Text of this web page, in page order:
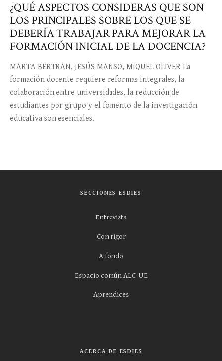
¿QUÉ ASPECTOS CONSIDERAS QUE SON
LOS PRINCIPALES SOBRE LOS QUE SE
DEBERÍA TRABAJAR PARA MEJORAR LA
FORMACIÓN INICIAL DE LA DOCENCIA?
MARTA BERTRAN, JESÚS MANSO, MIQUEL OLIVER La
formación docente requiere reformas integrales, la
colaboración entre universidades, la reducción de
estudiantes por grupo y el fomento de la investigación
educativa son esenciales.
SECCIONES ESDIES
Entrevista
Con rigor
A fondo
Espacio común ALC-UE
Aprendices
ACERCA DE ESDIES